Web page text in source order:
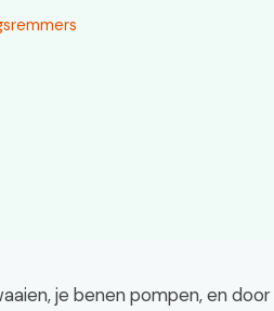
je benen pompen, en door